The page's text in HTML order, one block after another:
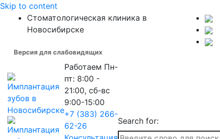
Skip to content
Стоматологическая клиника в
Новосибирске
Версия для слабовидящих
Работаем Пн-
пт: 8:00 -
21:00, сб-вс
9:00-15:00
+7 (383) 266-
62-26
Search for: